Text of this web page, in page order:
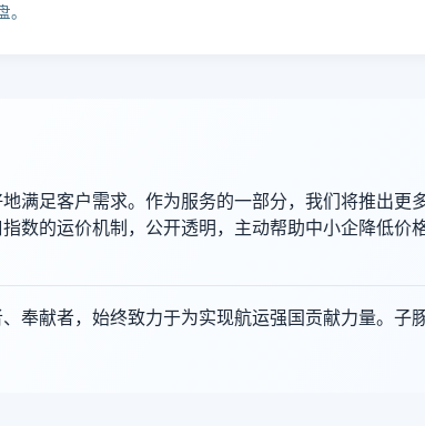
满足客户需求。作为服务的一部分，我们将推出
数的运价机制，公开透明，主动帮助中小企降低
奉献者，始终致力于为实现航运强国贡献力量。